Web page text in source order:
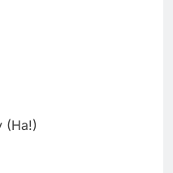
(Ha!)